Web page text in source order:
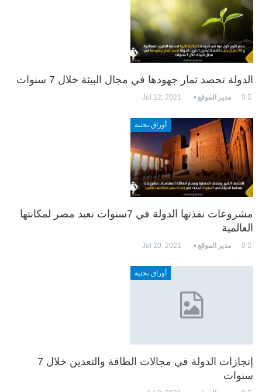
الدولة تحصد ثمار جهودها في مجال البيئة خلال 7 سنوات
مدير الموقع Jul 12, 2021
أوراق بحثية
مشروعات نفذتها الدولة في 7سنوات تعيد مصر لمكانتها
العالمية
مدير الموقع Jul 10, 2021
أوراق بحثية
إنجازات الدولة في مجالات الطاقة والتعدين خلال 7
سنوات